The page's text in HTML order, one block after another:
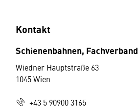
Kontakt
Schienenbahnen, Fachverband
Wiedner Hauptstraße 63
1045 Wien
+43 5 90900 3165